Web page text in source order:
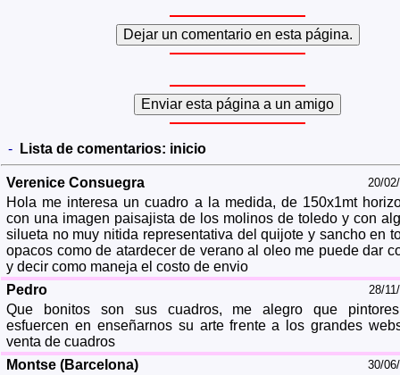
- Lista de comentarios: inicio
Verenice Consuegra 20/
Hola me interesa un cuadro a la medida, de 150x1mt
con una imagen paisajista de los molinos de toledo y con
silueta no muy nitida representativa del quijote y sancho en
opacos como de atardecer de verano al oleo me puede dar
y decir como maneja el costo de envio
Pedro
28/
Que bonitos son sus cuadros, me alegro que
esfuercen en enseñarnos su arte frente a los grandes
venta de cuadros
Montse (Barcelona)
30/